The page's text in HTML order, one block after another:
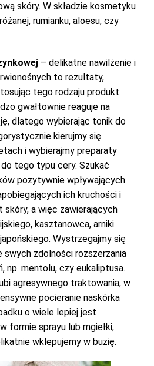
skóry. W składzie kosmetyku
rumianku, aloesu, czy
– delikatne nawilżenie i
to rezultaty,
tego rodzaju produkt.
gwałtownie reaguje na
dlatego wybierając tonik do
kierujmy się
i wybierajmy preparaty
tego typu cery. Szukać
pozytywnie wpływających
ich kruchości i
a więc zawierających
kasztanowca, arniki
Wystrzegajmy się
swych zdolności rozszerzania
np. mentolu, czy eukaliptusa.
agresywnego traktowania, w
pocieranie naskórka
o wiele lepiej jest
formie sprayu lub mgiełki,
wklepujemy w buzię.